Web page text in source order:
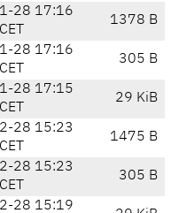
28 17:16
CET
1378 B
28 17:16
CET
305 B
28 17:15
CET
29 KiB
28 15:23
CET
1475 B
28 15:23
CET
305 B
28 15:19